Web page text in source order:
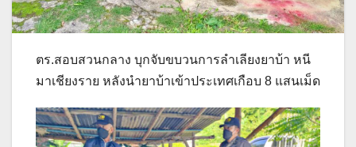
ตร.สอบสวนกลาง บุกจับขบวนการลำเลียงยาบ้า หนี
มาเชียงราย หลังนำยาบ้าเข้าประเทศเกือบ 8 แสนเม็ด